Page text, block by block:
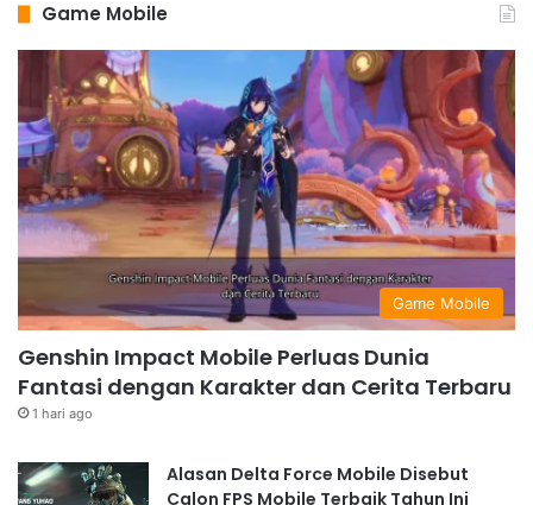
Game Mobile
Game Mobile
Genshin Impact Mobile Perluas Dunia
Fantasi dengan Karakter dan Cerita Terbaru
1 hari ago
Alasan Delta Force Mobile Disebut
Calon FPS Mobile Terbaik Tahun Ini